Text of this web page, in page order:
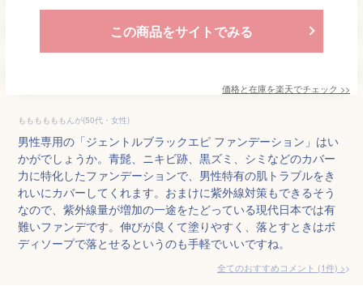
この商品をサイトでみる
価格と在庫を楽天でチェック >>
ももももももんが(50代・女性)
男性専用の「ジェントルブラックエピ ファンデーション」はい
かがでしょうか。青髭、ニキビ跡、黒ズミ、シミなどのカバー
力に特化したファンデーションで、男性特有の肌トラブルをき
れいにカバーしてくれます。おまけに紫外線対策もできるそう
なので、紫外線量が増加の一途をたどっている現代日本では有
難いファンデです。伸びが良くて塗りやすく、落とすときはボ
ディソープで落とせるというのも手軽でいいですね。
全てのおすすめコメント (1件) >